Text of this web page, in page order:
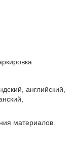
английский,
материалов.